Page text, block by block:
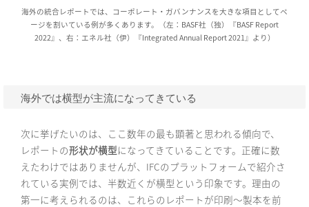
海外の統合レポートでは、コーポレート・ガバンナンスを大きな項目としてペ
ージを割いている例が多くあります。（左：BASF社（独）『BASF Report
2022』、右：エネル社（伊）『Integrated Annual Report 2021』より）
海外では横型が主流になってきている
次に挙げたいのは、ここ数年の最も顕著と思われる傾向で、
レポートの形状が横型になってきていることです。正確に数
えたわけではありませんが、IFCのプラットフォームで紹介さ
れている実例では、半数近くが横型という印象です。理由の
第一に考えられるのは、これらのレポートが印刷〜製本を前